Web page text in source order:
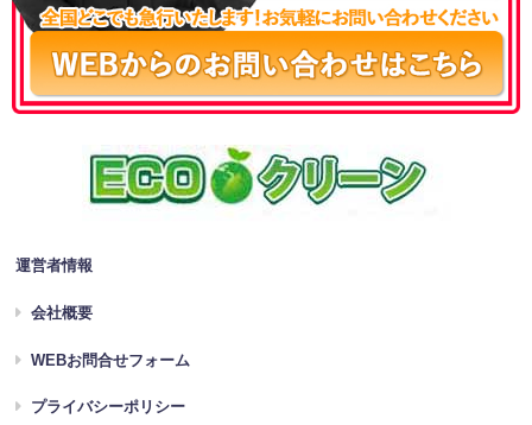
運営者情報
会社概要
WEBお問合せフォーム
プライバシーポリシー